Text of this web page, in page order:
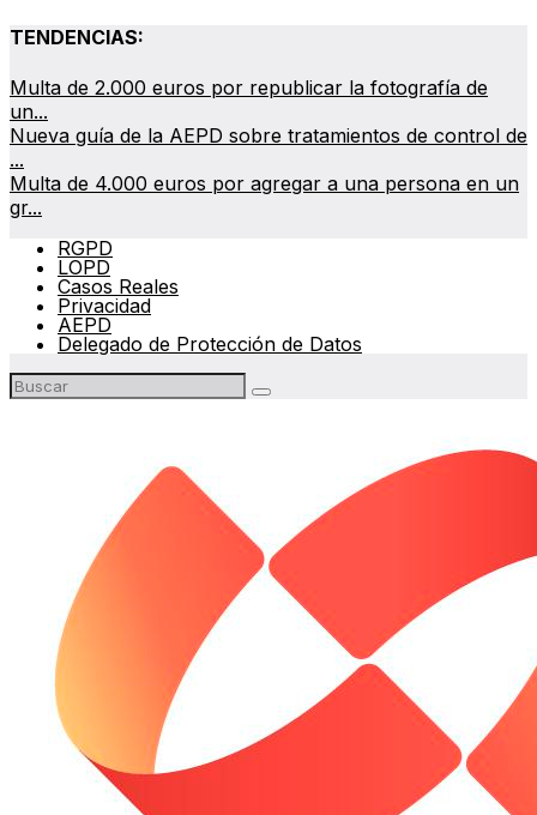
TENDENCIAS:
Multa de 2.000 euros por republicar la fotografía de
un...
Nueva guía de la AEPD sobre tratamientos de control de
...
Multa de 4.000 euros por agregar a una persona en un
gr...
RGPD
LOPD
Casos Reales
Privacidad
AEPD
Delegado de Protección de Datos